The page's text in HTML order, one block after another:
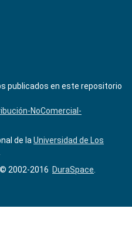
publicados en este repositorio
NoComercial-
de la Universidad de Los
2002-2016 DuraSpace